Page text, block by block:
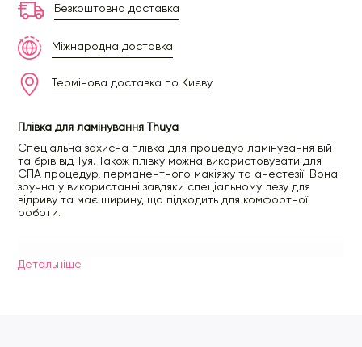
Безкоштовна доставка
Міжнародна доставка
Термінова доставка по Києву
Плівка для ламінування Thuya
Спеціальна захисна плівка для процедур ламінування вій
та брів від Туя. Також плівку можна використовувати для
СПА процедур, перманентного макіяжу та анестезії. Вона
зручна у використанні завдяки спеціальному лезу для
відриву та має ширину, що підходить для комфортної
роботи.
Детальнiше